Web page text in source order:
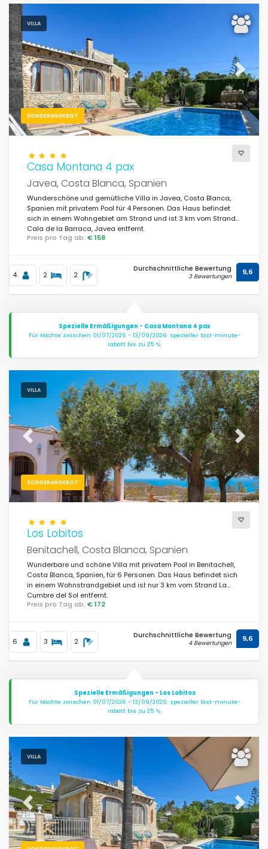
VILLA
SONDERANGEBOT
Previous Next
Casa Montana 4 pax
Javea, Costa Blanca, Spanien
Wunderschöne und gemütliche Villa in Javea, Costa Blanca,
Spanien mit privatem Pool für 4 Personen. Das Haus befindet
sich in einem Wohngebiet am Strand und ist 3 km vom Strand
Cala de la Barraca, Javea entfernt.
Preis pro Tag ab: € 158
4 2 2
Durchschnittliche Bewertung
3 Bewertungen 9,6
Spezielle Ermäßigungen - Casa Montana 4 pax
Für Nächte zwischen 01/07/2026 - 13/09/2026: spezieller last-minute-
rabatt bis zu 25 %.
VILLA
SONDERANGEBOT
Previous Next
Los Lobitos
Benitachell, Costa Blanca, Spanien
Wunderbare und schöne Villa mit privatem Pool in Benitachell,
Costa Blanca, Spanien, für 6 Personen. Das Haus befindet sich
in einem Wohnstrandgebiet und ist nur 3 km vom Strand La
Cumbre del Sol entfernt.
Preis pro Tag ab: € 172
6 3 2
Durchschnittliche Bewertung
4 Bewertungen 9,6
Spezielle Ermäßigungen - Los Lobitos
Für Nächte zwischen 01/07/2026 - 13/09/2026: spezieller last-minute-
rabatt bis zu 25 %.
VILLA
Previous Next